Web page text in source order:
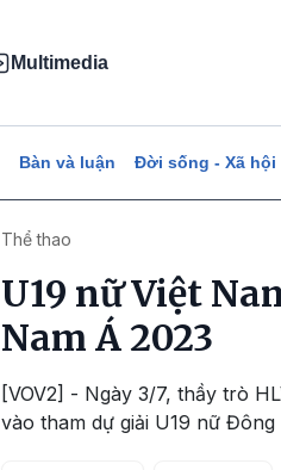
Multimedia
Bàn và luận Đời sống - Xã hội
Thể thao
U19 nữ Việt
Nam Á 2023
[VOV2] - Ngày 3/7, thầy trò
vào tham dự giải U19 nữ Đông